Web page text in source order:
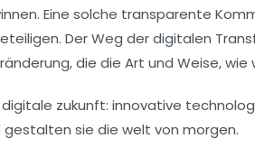
Eine solche transparente
Der Weg derdigitalen
, die die Art und Weise,